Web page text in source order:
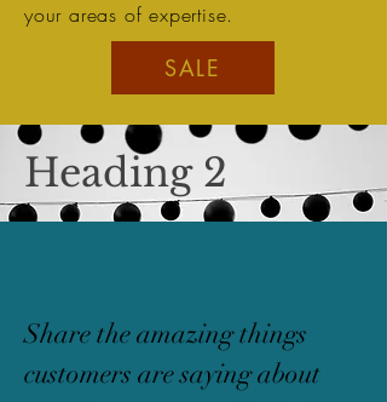
your areas of expertise.
SALE
Heading 2
Share the amazing things
customers are saying about